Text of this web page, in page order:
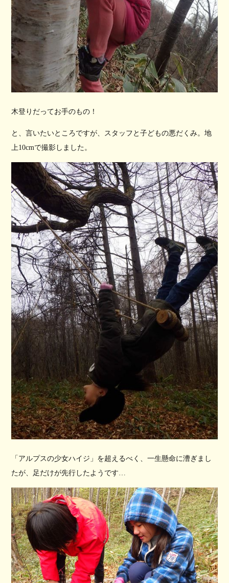
木登りだってお手のもの！
と、言いたいところですが、スタッフと子どもの悪だくみ。地
上10cmで撮影しました。
「アルプスの少女ハイジ」を超えるべく、一生懸命に漕ぎまし
たが、足だけが先行したようです…